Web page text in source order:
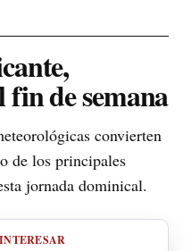
de semana
convierten
de los principales
jornada dominical.